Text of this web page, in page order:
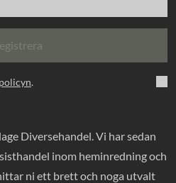
.
Diversehandel. Vi har sedan
inom heminredning och
ni ett brett och noga utvalt